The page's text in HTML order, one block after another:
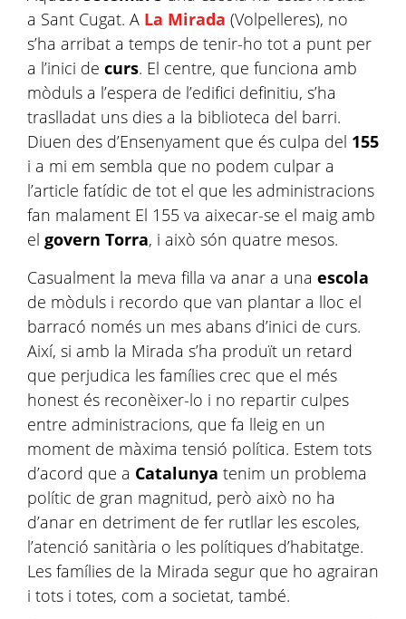
a Sant Cugat. A La Mirada (Volpelleres), no
s’ha arribat a temps de tenir-ho tot a punt per
a l’inici de curs. El centre, que funciona amb
mòduls a l’espera de l’edifici definitiu, s’ha
traslladat uns dies a la biblioteca del barri.
Diuen des d’Ensenyament que és culpa del 155
i a mi em sembla que no podem culpar a
l’article fatídic de tot el que les administracions
fan malament El 155 va aixecar-se el maig amb
el govern Torra, i això són quatre mesos.
Casualment la meva filla va anar a una escola
de mòduls i recordo que van plantar a lloc el
barracó només un mes abans d’inici de curs.
Així, si amb la Mirada s’ha produït un retard
que perjudica les famílies crec que el més
honest és reconèixer-lo i no repartir culpes
entre administracions, que fa lleig en un
moment de màxima tensió política. Estem tots
d’acord que a Catalunya tenim un problema
polític de gran magnitud, però això no ha
d’anar en detriment de fer rutllar les escoles,
l’atenció sanitària o les polítiques d’habitatge.
Les famílies de la Mirada segur que ho agrairan
i tots i totes, com a societat, també.